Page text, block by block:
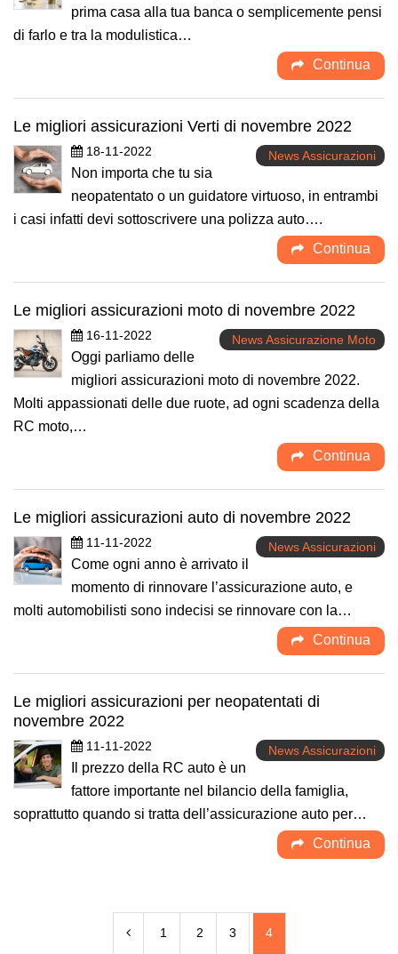
prima casa alla tua banca o semplicemente pensi
di farlo e tra la modulistica…
Continua
Le migliori assicurazioni Verti di novembre 2022
18-11-2022 News Assicurazioni
Non importa che tu sia
neopatentato o un guidatore virtuoso, in entrambi
i casi infatti devi sottoscrivere una polizza auto….
Continua
Le migliori assicurazioni moto di novembre 2022
16-11-2022 News Assicurazione Moto
Oggi parliamo delle
migliori assicurazioni moto di novembre 2022.
Molti appassionati delle due ruote, ad ogni scadenza della
RC moto,…
Continua
Le migliori assicurazioni auto di novembre 2022
11-11-2022 News Assicurazioni
Come ogni anno è arrivato il
momento di rinnovare l’assicurazione auto, e
molti automobilisti sono indecisi se rinnovare con la…
Continua
Le migliori assicurazioni per neopatentati di
novembre 2022
11-11-2022 News Assicurazioni
Il prezzo della RC auto è un
fattore importante nel bilancio della famiglia,
soprattutto quando si tratta dell’assicurazione auto per…
Continua
1 2 3 4